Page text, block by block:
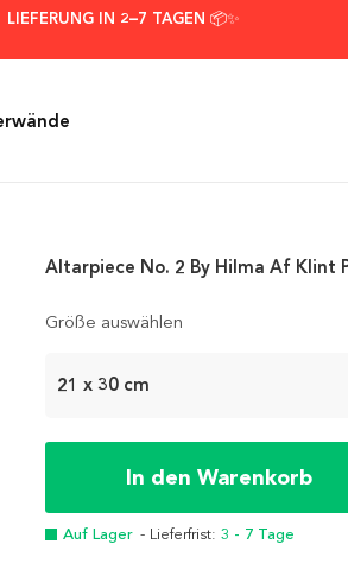
IN 2–7 TAGEN 📦✨
Größe auswählen
21 x 30 cm
In den Warenkorb
Auf Lager - Lieferfrist: 3 - 7 Tage
Altarpiece No. 2 By Hilma Af Klint